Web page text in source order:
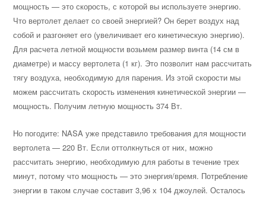
мощность — это скорость, с которой вы используете энергию.
Что вертолет делает со своей энергией? Он берет воздух над
собой и разгоняет его (увеличивает его кинетическую энергию).
Для расчета летной мощности возьмем размер винта (14 см в
диаметре) и массу вертолета (1 кг). Это позволит нам рассчитать
тягу воздуха, необходимую для парения. Из этой скорости мы
можем рассчитать скорость изменения кинетической энергии —
мощность. Получим летную мощность 374 Вт.
Но погодите: NASA уже представило требования для мощности
вертолета — 220 Вт. Если оттолкнуться от них, можно
рассчитать энергию, необходимую для работы в течение трех
минут, потому что мощность — это энергия/время. Потребление
энергии в таком случае составит 3,96 х 104 джоулей. Осталось